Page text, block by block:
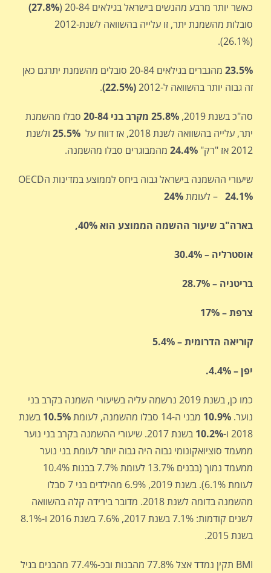
כאשר יותר מרבע מהנשים בישראל בגילאים 20-84 (
27.8%)
סובלות מהשמנת יתר, זו עלייה בהשוואה לשנת-2012
(26.1%).
23.5%
מהגברים בגילאים 20-84 סובלים מהשמנת יתרגם כאן
זה גבוה יותר בהשוואה ל-2012
(22.5%)
.
סה"כ בשנת 2019, 25.8% מקרב בני 20-84
סבלו מהשמנת
יתר, עלייה בהשוואה לשנת 2018, אז דווח על
25.5% ולשנת
2012 אז "רק"
24.4% מהמבוגרים סבלו מהשמנה.
שיעורי ההשמנה בישראל גבוה ביחס לממוצע במדינות הOECD
– 24.1% לעומת24%
בארה"ב שיעור ההשמה הממוצע הוא 40%,
אוסטרליה – 30.4%
בריטניה – 28.7%
צרפת – 17%
קוריאה הדרומית – 5.4%
יפן – 4.4% .
כמו כן, בשנת 2019 נרשמה עליה בשיעורי השמנה בקרב בני
נוער. 10.9% מבני ה-14 סבלו מהשמנה, לעומת 10.5% בשנת
2018 ו- 10.2%
בשנת 2017. שיעורי ההשמנה בקרב בני נוער
ממעמד סוציואקונומי גבוה היה גבוה יותר לעומת בני נוער
ממעמד נמוך (בבנים 13.7% לעומת 7.7% בבנות 10.4%
לעומת 6.1%). בשנת 2019, 6.9% מהילדים בני 7 סבלו
מהשמנה בדומה לשנת 2018. מדובר בירידה קלה בהשוואה
לשנים קודמות: 7.1% בשנת 2017, 7.6% בשנת 2016 ו-8.1%
בשנת 2015.
BMI תקין נמדד אצל 77.8% מהבנות ובכ-77.4% מהבנים בגיל